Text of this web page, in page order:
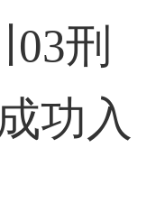
03刑
功入